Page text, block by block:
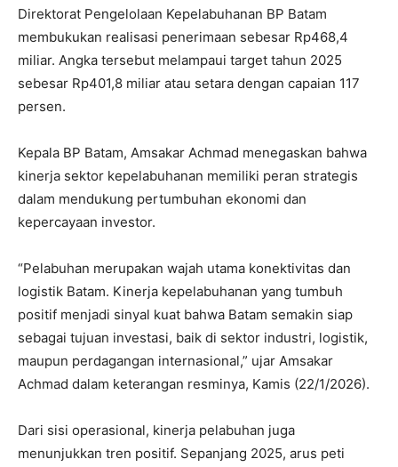
Direktorat Pengelolaan Kepelabuhanan BP Batam
membukukan realisasi penerimaan sebesar Rp468,4
miliar. Angka tersebut melampaui target tahun 2025
sebesar Rp401,8 miliar atau setara dengan capaian 117
persen.
Kepala BP Batam, Amsakar Achmad menegaskan bahwa
kinerja sektor kepelabuhanan memiliki peran strategis
dalam mendukung pertumbuhan ekonomi dan
kepercayaan investor.
“Pelabuhan merupakan wajah utama konektivitas dan
logistik Batam. Kinerja kepelabuhanan yang tumbuh
positif menjadi sinyal kuat bahwa Batam semakin siap
sebagai tujuan investasi, baik di sektor industri, logistik,
maupun perdagangan internasional,” ujar Amsakar
Achmad dalam keterangan resminya, Kamis (22/1/2026).
Dari sisi operasional, kinerja pelabuhan juga
menunjukkan tren positif. Sepanjang 2025, arus peti